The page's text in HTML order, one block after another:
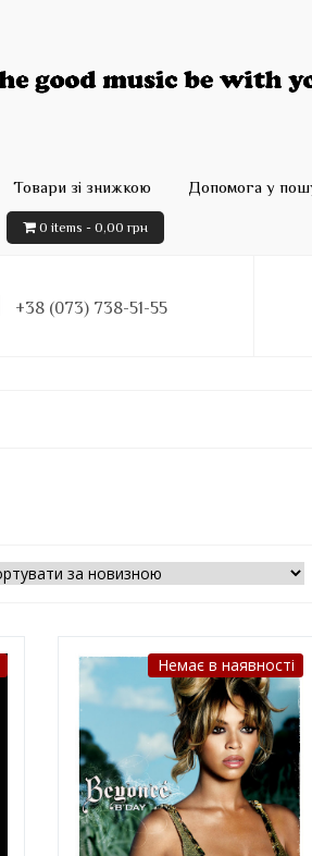
Товари зі знижкою Допомога у
0 items - 0,00 грн
+38 (073) 738-51-55
Немає в наявності